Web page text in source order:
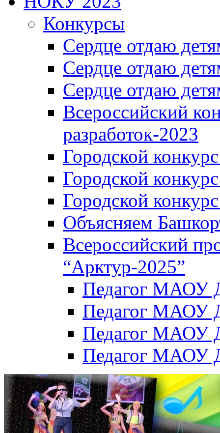
Конкурсы
Сердце отдаю
Сердце отдаю
Сердце отдаю
Всероссийский
разработок-2023
Городской
Городской
Городской
Объясняем
Всероссийский
“Арктур-2025”
Педагог МАОУ
Педагог МАОУ
Педагог МАОУ
Педагог МАОУ